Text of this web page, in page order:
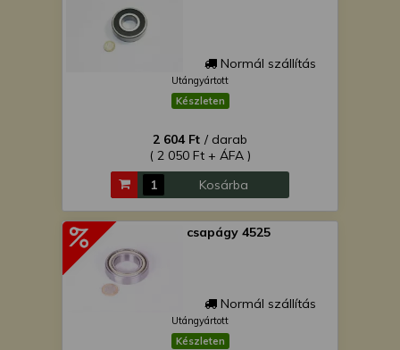
Normál szállítás
Utángyártott
Készleten
2 604 Ft / darab
( 2 050 Ft + ÁFA )
Kosárba
csapágy 4525
Normál szállítás
Utángyártott
Készleten